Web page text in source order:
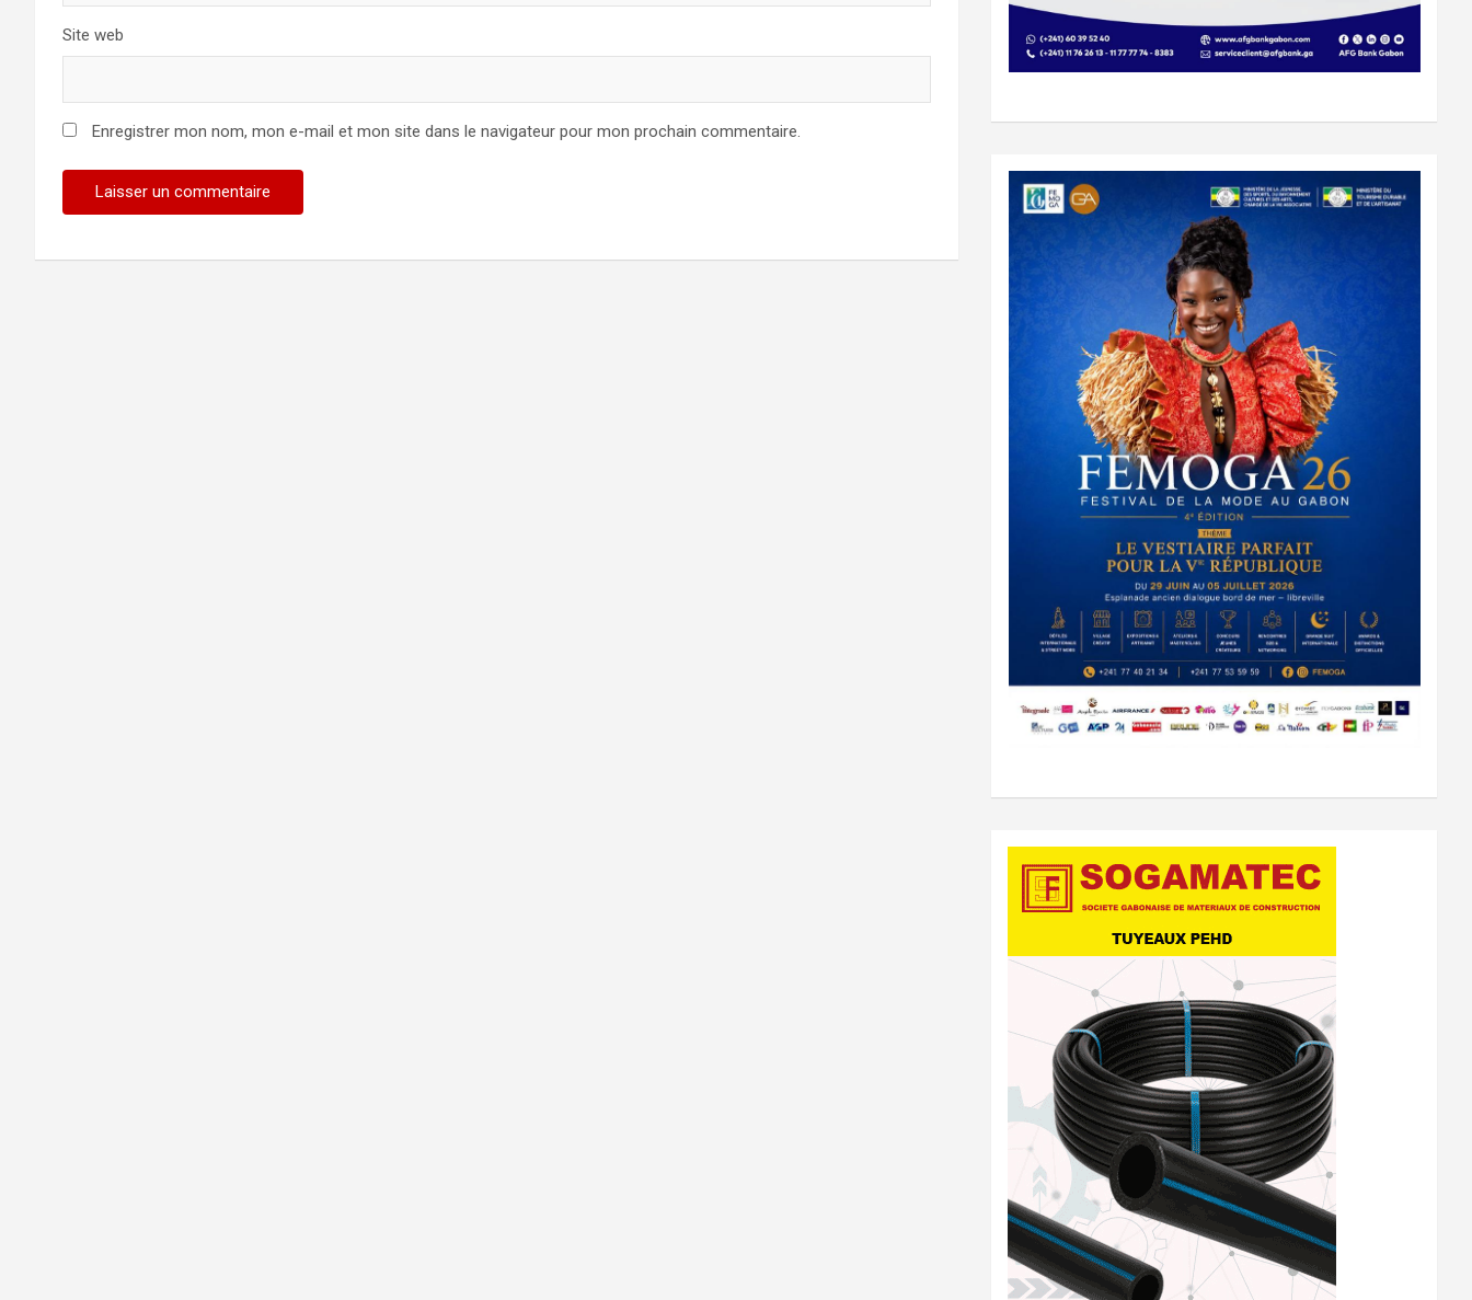
Site web
Enregistrer mon nom, mon e-mail et mon site dans le navigateur pour mon prochain commentaire.